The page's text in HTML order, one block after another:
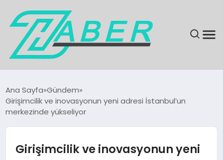
GÜNDEM
Ana Sayfa Gündem
Girişimcilik ve inovasyonun yeni adresi İstanbul’un
merkezinde yükseliyor
Girişimcilik ve inovasyonun yeni